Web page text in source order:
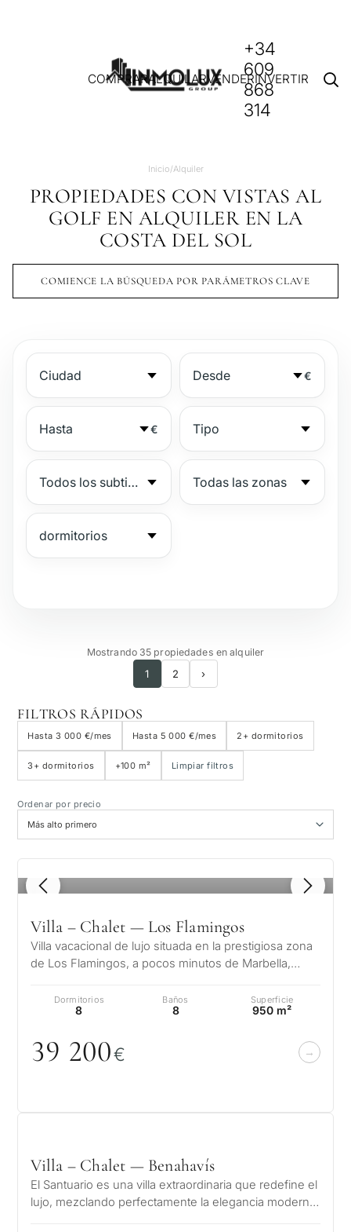
COMPRARALQUILARVENDERINVERTIR
+34
609
868
314
Inicio/Alquiler
PROPIEDADES CON VISTAS AL
GOLF EN ALQUILER EN LA
COSTA DEL SOL
COMIENCE LA BÚSQUEDA POR PARÁMETROS CLAVE
€
€
Complejo vigilado
Junto a la playa
Vista al mar
Vista panorámica
Vista al campo de golf
Con ascensor
Primera línea de golf
Exclusivas
Mostrando 35 propiedades en alquiler
1 2 ›
FILTROS RÁPIDOS
Hasta 3 000 €/mes Hasta 5 000 €/mes 2+ dormitorios
3+ dormitorios +100 m² Limpiar filtros
Ordenar por precio
1 / 8
Villa – Chalet — Los Flamingos
Villa vacacional de lujo situada en la prestigiosa zona
de Los Flamingos, a pocos minutos de Marbella,
Dormitorios
8
Baños
8
Superficie
950 m²
39 200€
Villa – Chalet — Benahavís
El Santuario es una villa extraordinaria que redefine el
lujo, mezclando perfectamente la elegancia moderna